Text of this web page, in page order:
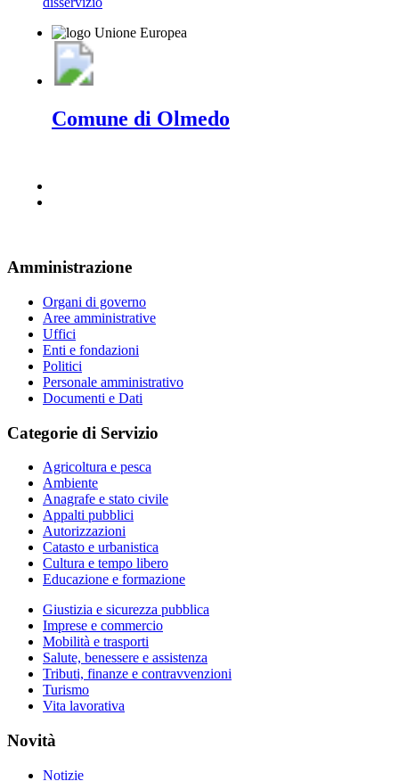
Comune di Olmedo
Amministrazione
Organi di governo
Aree amministrative
Uffici
Enti e fondazioni
Politici
Personale amministrativo
Documenti e Dati
Categorie di Servizio
Agricoltura e pesca
Ambiente
Anagrafe e stato civile
Appalti pubblici
Autorizzazioni
Catasto e urbanistica
Cultura e tempo libero
Educazione e formazione
Giustizia e sicurezza pubblica
Imprese e commercio
Mobilità e trasporti
Salute, benessere e assistenza
Tributi, finanze e contravvenzioni
Turismo
Vita lavorativa
Novità
Notizie